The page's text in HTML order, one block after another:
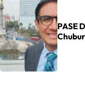
PASE